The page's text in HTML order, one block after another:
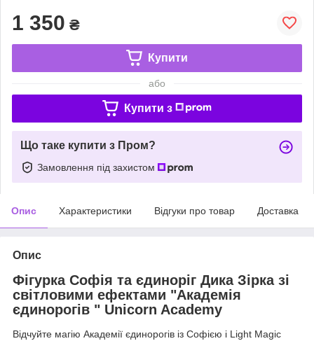
1 350 ₴
Купити
або
Купити з
Що таке купити з Пром?
Замовлення під захистом
Опис Характеристики Відгуки про товар Доставка
Опис
Фігурка Софія та єдиноріг Дика Зірка зі
світловими ефектами "Академія
єдинорогів " Unicorn Academy
Відчуйте магію Академії єдинорогів із Софією і Light Magic